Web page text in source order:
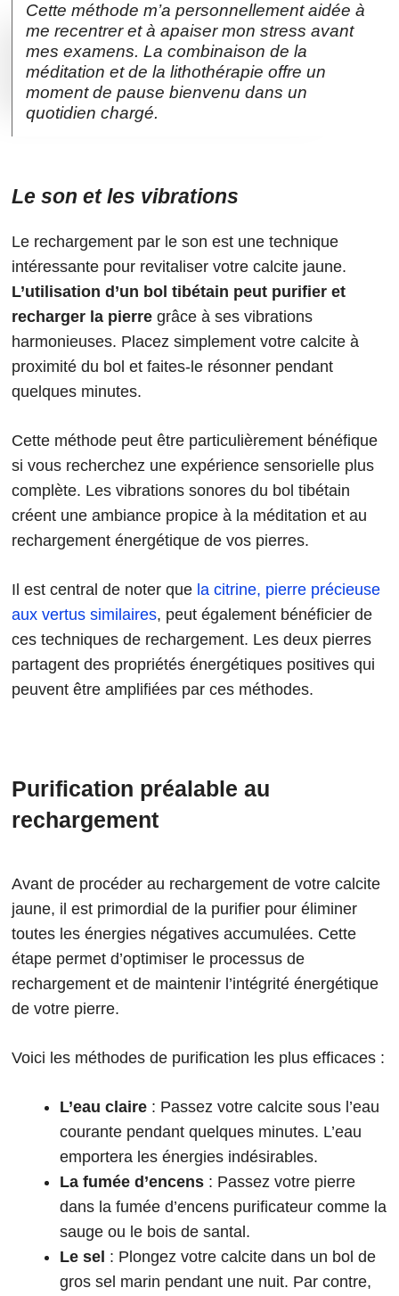
Cette méthode m’a personnellement aidée à
me recentrer et à apaiser mon stress avant
mes examens. La combinaison de la
méditation et de la lithothérapie offre un
moment de pause bienvenu dans un
quotidien chargé.
Le son et les vibrations
Le rechargement par le son est une technique
intéressante pour revitaliser votre calcite jaune.
L’utilisation d’un bol tibétain peut purifier et
recharger la pierre grâce à ses vibrations
harmonieuses. Placez simplement votre calcite à
proximité du bol et faites-le résonner pendant
quelques minutes.
Cette méthode peut être particulièrement bénéfique
si vous recherchez une expérience sensorielle plus
complète. Les vibrations sonores du bol tibétain
créent une ambiance propice à la méditation et au
rechargement énergétique de vos pierres.
Il est central de noter que la citrine, pierre précieuse
aux vertus similaires, peut également bénéficier de
ces techniques de rechargement. Les deux pierres
partagent des propriétés énergétiques positives qui
peuvent être amplifiées par ces méthodes.
Purification préalable au
rechargement
Avant de procéder au rechargement de votre calcite
jaune, il est primordial de la purifier pour éliminer
toutes les énergies négatives accumulées. Cette
étape permet d’optimiser le processus de
rechargement et de maintenir l’intégrité énergétique
de votre pierre.
Voici les méthodes de purification les plus efficaces :
L’eau claire : Passez votre calcite sous l’eau
courante pendant quelques minutes. L’eau
emportera les énergies indésirables.
La fumée d’encens : Passez votre pierre
dans la fumée d’encens purificateur comme la
sauge ou le bois de santal.
Le sel : Plongez votre calcite dans un bol de
gros sel marin pendant une nuit. Par contre,